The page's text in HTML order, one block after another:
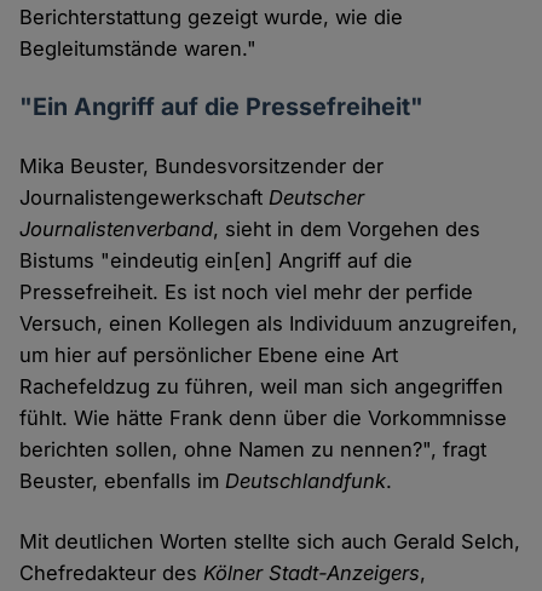
Berichterstattung gezeigt wurde, wie die
Begleitumstände waren."
"Ein Angriff auf die Pressefreiheit"
Mika Beuster, Bundesvorsitzender der
JournalistengewerkschaftDeutscher
Journalistenverband, sieht in dem Vorgehen des
Bistums "eindeutig ein[en] Angriff auf die
Pressefreiheit. Es ist noch viel mehr der perfide
Versuch, einen Kollegen als Individuum anzugreifen,
um hier auf persönlicher Ebene eine Art
Rachefeldzug zu führen, weil man sich angegriffen
fühlt. Wie hätte Frank denn über die Vorkommnisse
berichten sollen, ohne Namen zu nennen?", fragt
Beuster, ebenfalls imDeutschlandfunk.
Mit deutlichen Worten stellte sich auch Gerald Selch,
Chefredakteur desKölner Stadt-Anzeigers,